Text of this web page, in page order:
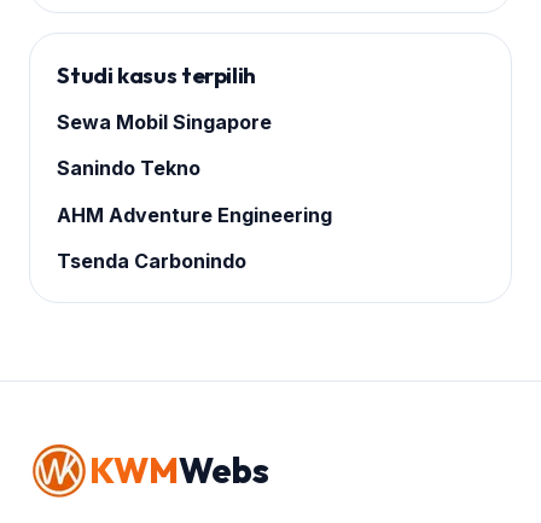
Studi kasus terpilih
Sewa Mobil Singapore
Sanindo Tekno
AHM Adventure Engineering
Tsenda Carbonindo
KWMWebs